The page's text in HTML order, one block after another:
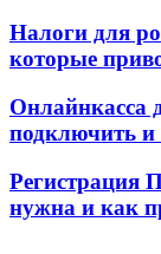
Налоги для
которые
Онлайнкасса
подключить и
Регистрация
нужна и как